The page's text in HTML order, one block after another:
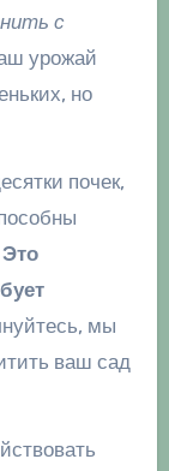
с
урожай
но
почек,
Это
мы
ваш сад